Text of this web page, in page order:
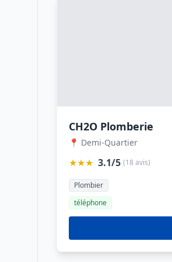
CH2O Plomberie
📍 Demi-Quartier
★★★ 3.1/5 (18 avis)
Plombier
téléphone